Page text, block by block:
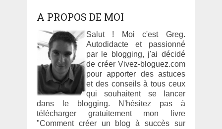
A PROPOS DE MOI
Salut ! Moi c'est Greg.
Autodidacte et passionné
par le blogging, j'ai décidé
de créer Vivez-bloguez.com
pour apporter des astuces
et des conseils à tous ceux
qui souhaitent se lancer
dans le blogging. N'hésitez pas à
télécharger gratuitement mon livre
"Comment créer un blog à succès sur